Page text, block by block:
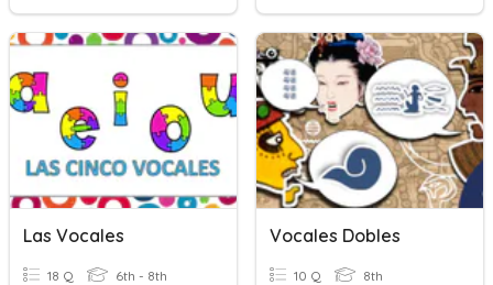
Las Vocales
18 Q 6th - 8th
Vocales Dobles
10 Q 8th